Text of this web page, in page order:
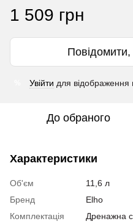
1 509 грн
Повідомити,
Увійти для відображення
До обраного
Характеристики
Об'єм
11,6 л
Бренд
Elho
Комплектація
Дренажна